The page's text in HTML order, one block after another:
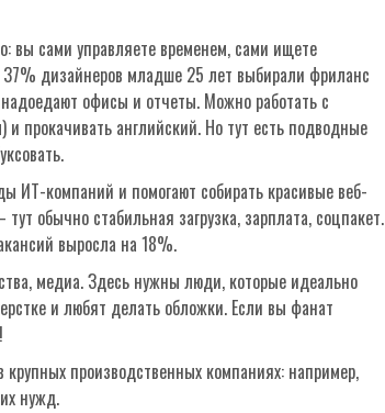
вы сами управляете временем, сами ищете
дизайнеров младше 25 лет выбирали фриланс
офисы и отчеты. Можно работать с
прокачивать английский. Но тут есть подводные
ИТ-компаний и помогают собирать красивые веб-
обычно стабильная загрузка, зарплата, соцпакет.
выросла на 18%.
медиа. Здесь нужны люди, которые идеально
и любят делать обложки. Если вы фанат
крупных производственных компаниях: например,
нужд.